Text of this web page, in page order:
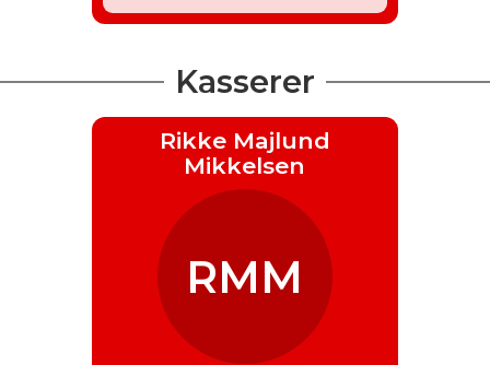
Kasserer
Rikke Majlund
Mikkelsen
RMM